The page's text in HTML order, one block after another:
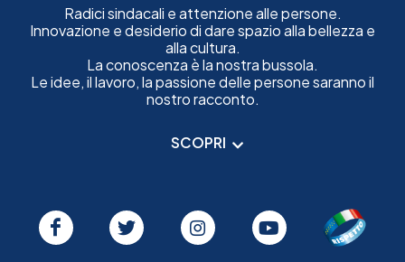
Radici sindacali e attenzione alle persone.
Innovazione e desiderio di dare spazio alla bellezza e
alla cultura.
La conoscenza è la nostra bussola.
Le idee, il lavoro, la passione delle persone saranno il
nostro racconto.
SCOPRI